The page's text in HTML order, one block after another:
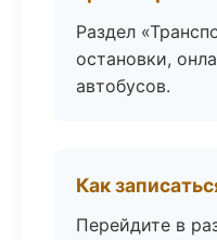
Раздел
остановки,
автобусов.
Как
Перейдите в